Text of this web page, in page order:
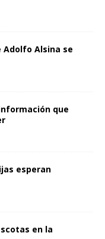
Adolfo Alsina se
que
esperan
en la